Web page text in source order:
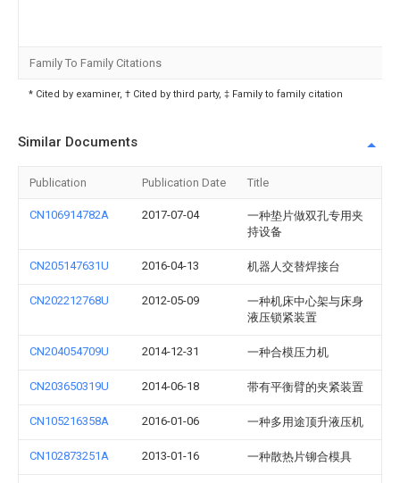
Family To Family Citations
* Cited by examiner, † Cited by third party, ‡ Family to family citation
Similar Documents
Publication Publication Date Title
CN106914782A 2017-07-04
一种垫片做双孔专用夹
持设备
CN205147631U 2016-04-13 机器人交替焊接台
CN202212768U 2012-05-09
一种机床中心架与床身
液压锁紧装置
CN204054709U 2014-12-31 一种合模压力机
CN203650319U 2014-06-18 带有平衡臂的夹紧装置
CN105216358A 2016-01-06 一种多用途顶升液压机
CN102873251A 2013-01-16 一种散热片铆合模具